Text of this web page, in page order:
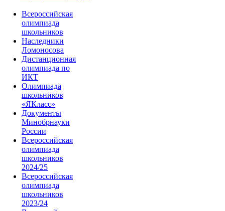
Всероссийская
олимпиада
школьников
Наследники
Ломоносова
Дистанционная
олимпиада по
ИКТ
Олимпиада
школьников
«ЯКласс»
Документы
Минобрнауки
России
Всероссийская
олимпиада
школьников
2024/25
Всероссийская
олимпиада
школьников
2023/24